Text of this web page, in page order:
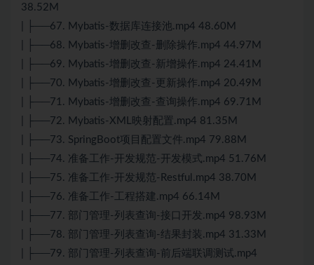
38.52M
| ├──67. Mybatis-数据库连接池.mp4 48.60M
| ├──68. Mybatis-增删改查-删除操作.mp4 44.97M
| ├──69. Mybatis-增删改查-新增操作.mp4 24.41M
| ├──70. Mybatis-增删改查-更新操作.mp4 20.49M
| ├──71. Mybatis-增删改查-查询操作.mp4 69.71M
| ├──72. Mybatis-XML映射配置.mp4 81.35M
| ├──73. SpringBoot项目配置文件.mp4 79.88M
| ├──74. 准备工作-开发规范-开发模式.mp4 51.76M
| ├──75. 准备工作-开发规范-Restful.mp4 38.70M
| ├──76. 准备工作-工程搭建.mp4 66.14M
| ├──77. 部门管理-列表查询-接口开发.mp4 98.93M
| ├──78. 部门管理-列表查询-结果封装.mp4 31.33M
| ├──79. 部门管理-列表查询-前后端联调测试.mp4